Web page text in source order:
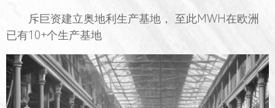
斥巨资建立奥地利生产基地， 至此MWH在欧洲
已有10+个生产基地